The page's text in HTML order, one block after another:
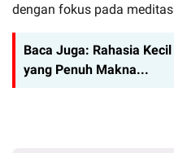
dengan fokus pada
Baca Juga: Rahasia
yang Penuh Makna...